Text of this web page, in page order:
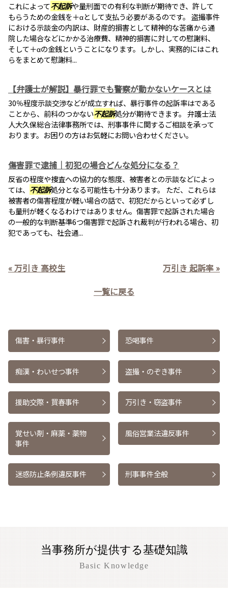
これによって不起訴や量刑面での有利な判断が期待でき、許して
もらうための金銭を＋αとして支払う必要があるのです。 盗撮事件
における示談金の内訳は、財産的損害として精神的な苦痛から通
院した場合などにかかる治療費、精神的損害に対しての慰謝料、
そして＋αの金銭ということになります。しかし、実務的にはこれ
らをまとめて慰謝料...
【弁護士が解説】暴行罪でも警察が動かないケースとは
30％程度示談交渉などが成立すれば、暴行事件の起訴率はである
ことから、前科のつかない不起訴処分が期待できます。 弁護士法
人大久保総合法律事務所では、刑事事件に関するご相談を承って
おります。お困りの方はお気軽にお問い合わせください。
傷害罪で逮捕｜初犯の場合どんな処分になる？
反省の程度や捜査への協力的な態度、被害者との示談などによっ
ては、 不起訴処分となる可能性も十分あります。 ただ、これらは
被害者の傷害程度が軽い場合の話で、初犯だからといって必ずし
も量刑が軽くなるわけではありません。傷害罪で起訴された場合
の一般的な判断基準6つ傷害罪で起訴され裁判が行われる場合、初
犯であっても、社会通...
« 万引き 高校生
万引き 起訴率 »
一覧に戻る
傷害・暴行事件 恐喝事件
痴漢・わいせつ事件 盗撮・のぞき事件
援助交際・買春事件 万引き・窃盗事件
覚せい剤・麻薬・薬物
事件
風俗営業法違反事件
迷惑防止条例違反事件 刑事事件全般
当事務所が提供する基礎知識
Basic Knowledge